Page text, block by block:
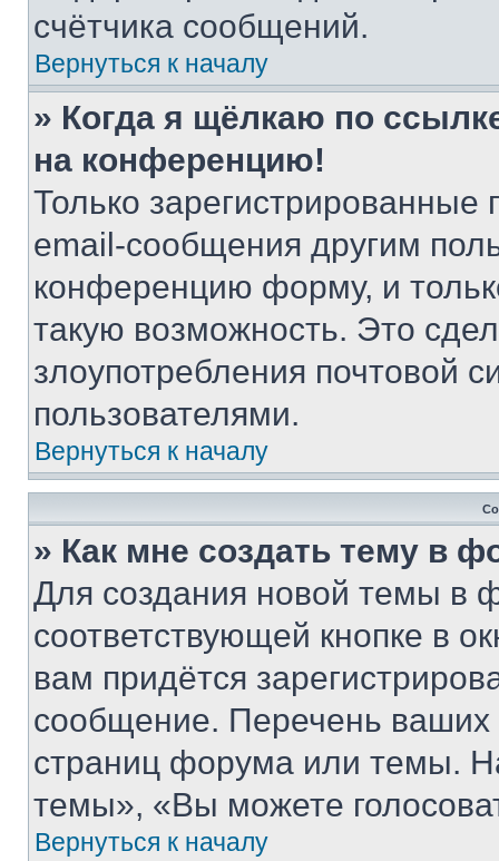
счётчика сообщений.
Вернуться к началу
» Когда я щёлкаю по
на конференцию!
Только зарегистрированные
email-сообщения другим
конференцию форму, и
такую возможность. Это
злоупотребления почтовой
пользователями.
Вернуться к началу
» Как мне создать тему в
Для создания новой темы в
соответствующей кнопке в
вам придётся
сообщение. Перечень ваших
страниц форума или темы.
темы», «Вы можете
Вернуться к началу